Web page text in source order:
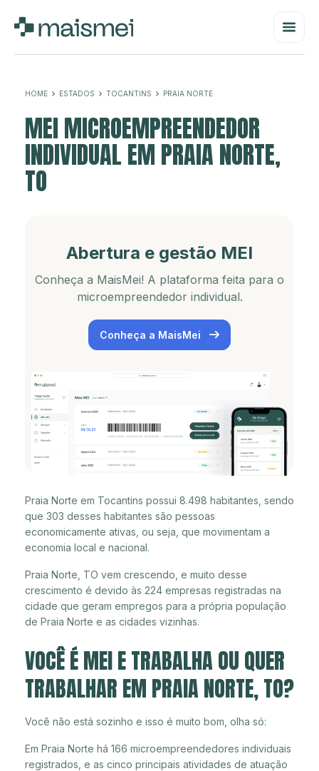
HOME ESTADOS TOCANTINS PRAIA NORTE
MEI MICROEMPREENDEDOR
INDIVIDUAL EM PRAIA NORTE,
TO
Abertura e gestão MEI
Conheça a MaisMei! A plataforma feita para o
microempreendedor individual.
Conheça a MaisMei
Praia Norte em Tocantins possui 8.498 habitantes, sendo
que 303 desses habitantes são pessoas
economicamente ativas, ou seja, que movimentam a
economia local e nacional.
Praia Norte, TO vem crescendo, e muito desse
crescimento é devido às 224 empresas registradas na
cidade que geram empregos para a própria população
de Praia Norte e as cidades vizinhas.
VOCÊ É MEI E TRABALHA OU QUER
TRABALHAR EM PRAIA NORTE, TO?
Você não está sozinho e isso é muito bom, olha só:
Em Praia Norte há 166 microempreendedores individuais
registrados, e as cinco principais atividades de atuação